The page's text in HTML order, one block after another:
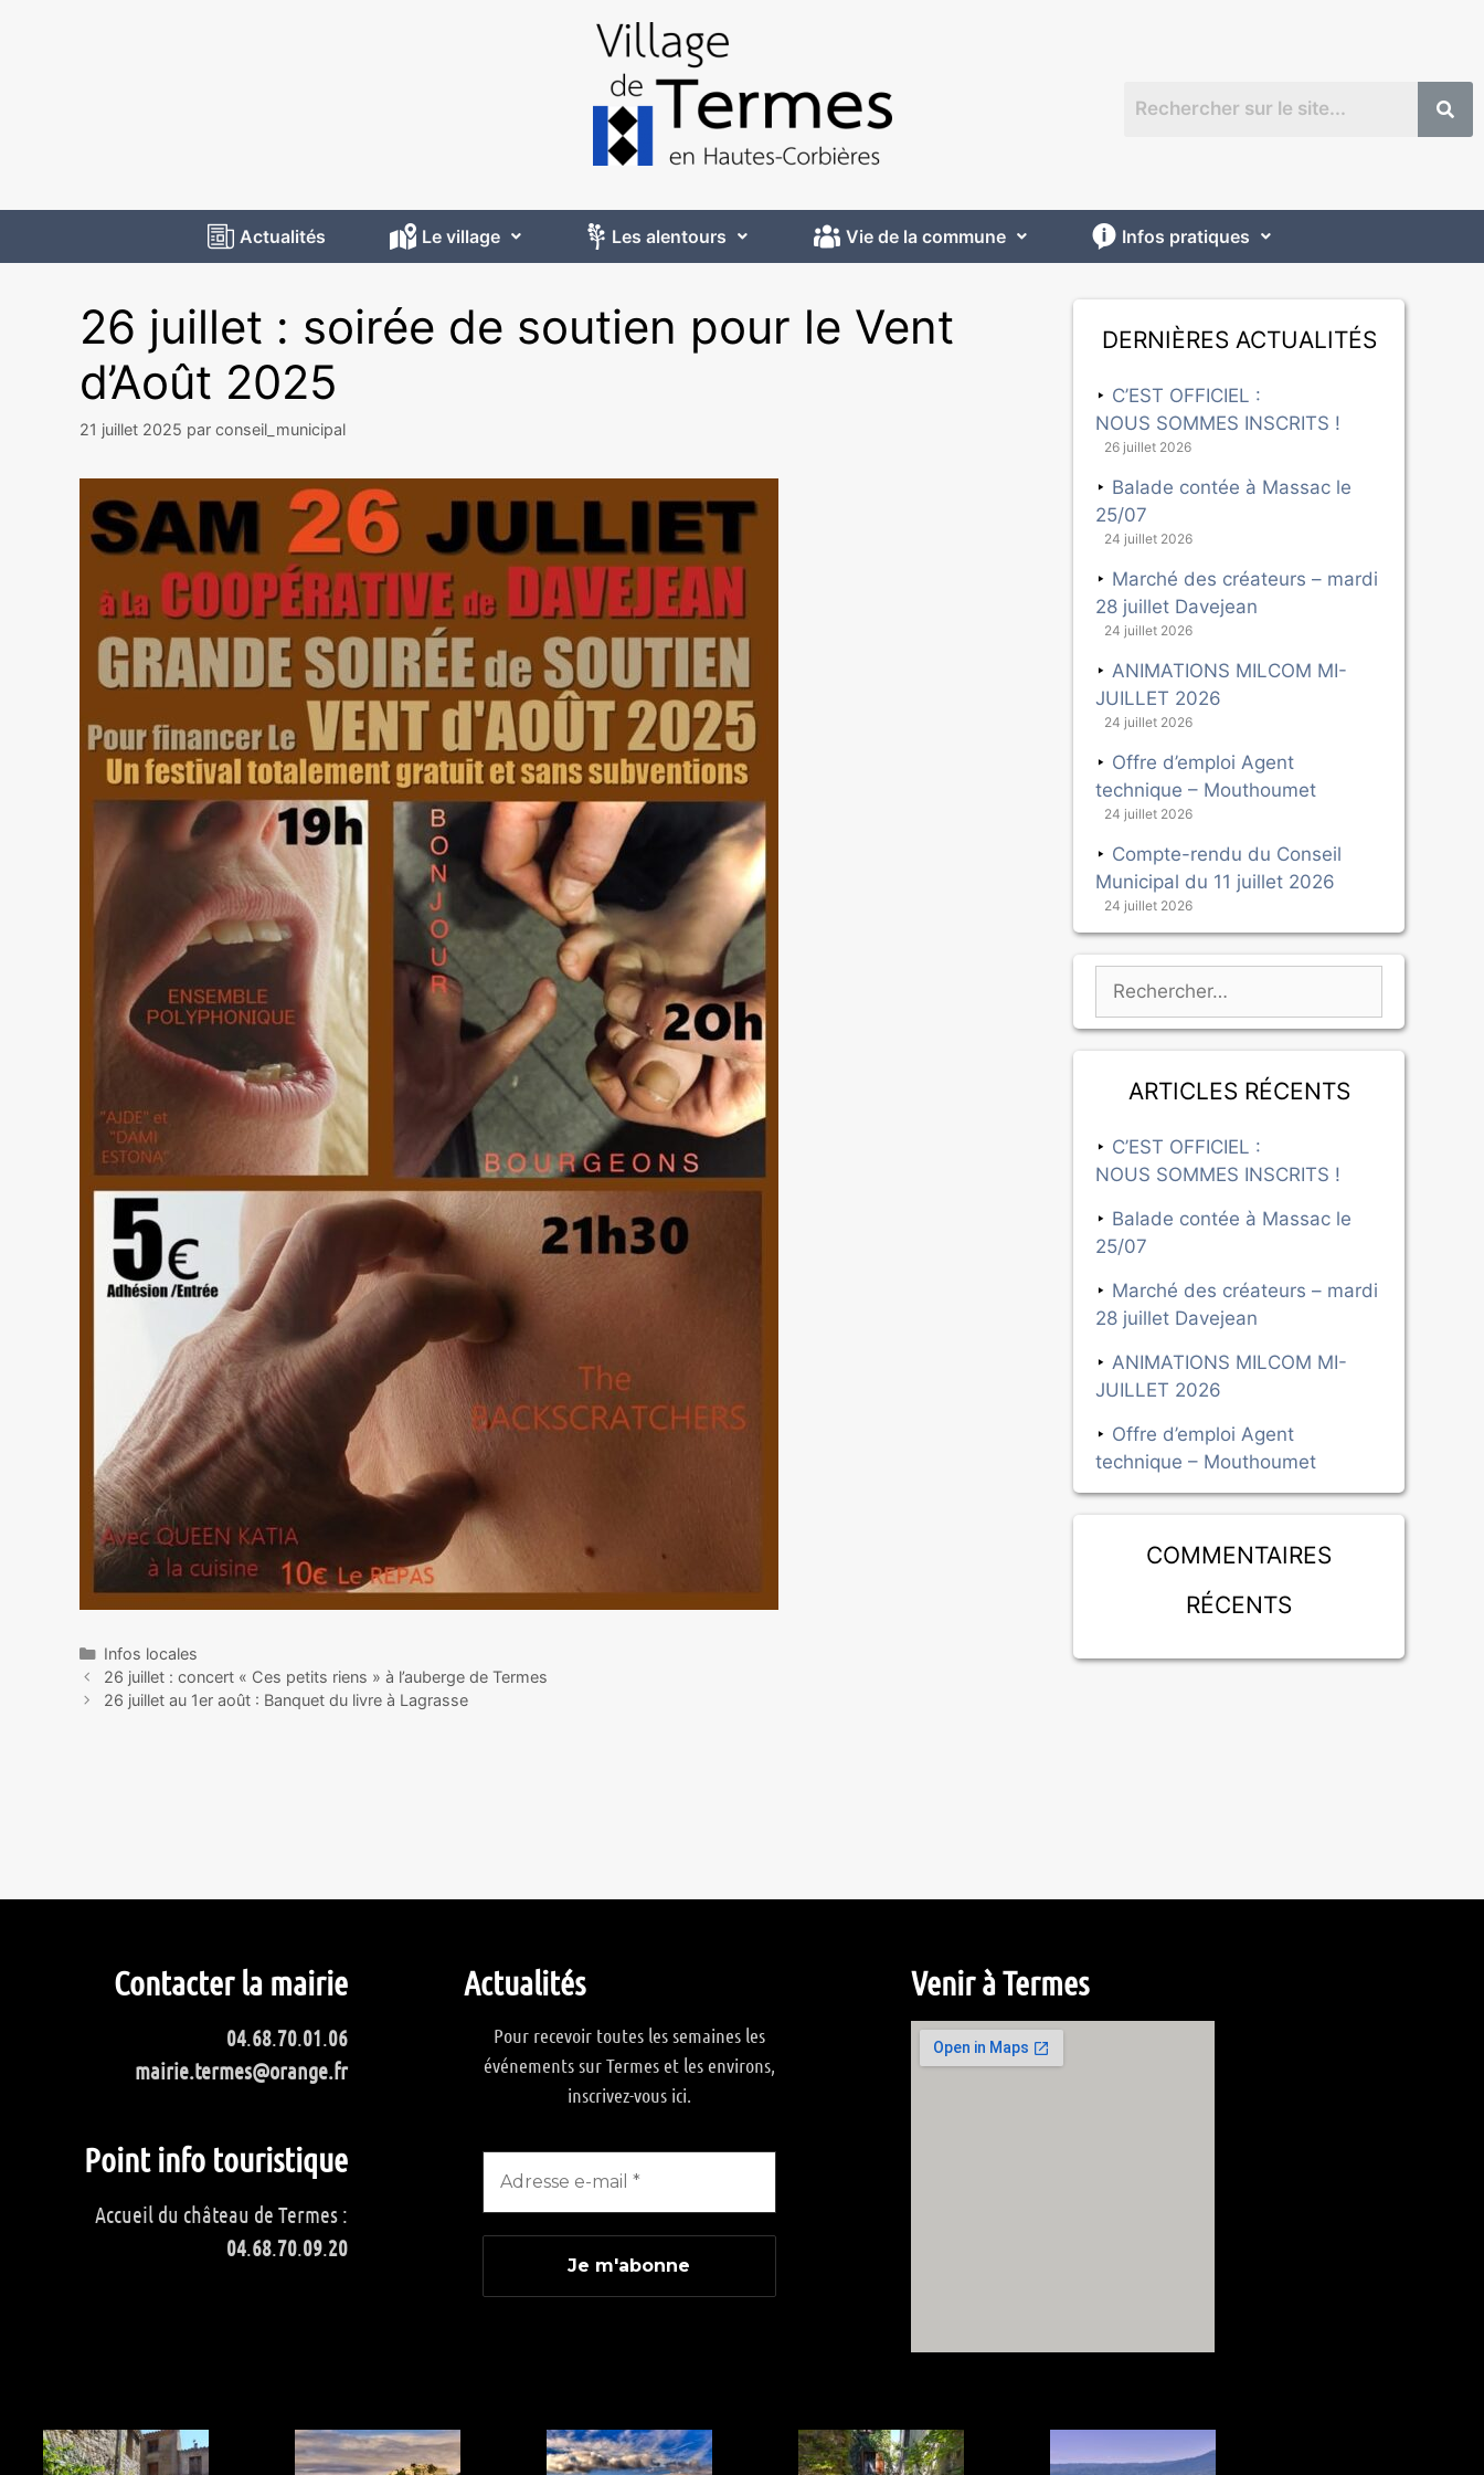
Actualités Le village Les alentours Vie de la commune Infos pratiques
26 juillet : soirée de soutien pour le Vent
d’Août 2025
21 juillet 2025 par conseil_municipal
Infos locales
26 juillet : concert « Ces petits riens » à l’auberge de Termes
26 juillet au 1er août : Banquet du livre à Lagrasse
Dernières actualités
C’EST OFFICIEL :
NOUS SOMMES INSCRITS !
26 juillet 2026
Balade contée à Massac le
25/07
24 juillet 2026
Marché des créateurs – mardi
28 juillet Davejean
24 juillet 2026
ANIMATIONS MILCOM MI-
JUILLET 2026
24 juillet 2026
Offre d’emploi Agent
technique – Mouthoumet
24 juillet 2026
Compte-rendu du Conseil
Municipal du 11 juillet 2026
24 juillet 2026
Articles récents
C’EST OFFICIEL :
NOUS SOMMES INSCRITS !
Balade contée à Massac le
25/07
Marché des créateurs – mardi
28 juillet Davejean
ANIMATIONS MILCOM MI-
JUILLET 2026
Offre d’emploi Agent
technique – Mouthoumet
Commentaires
récents
Contacter la mairie
04.68.70.01.06
mairie.termes@orange.fr
Point info touristique
Accueil du château de Termes :
04.68.70.09.20
Actualités
Pour recevoir toutes les semaines les
événements sur Termes et les environs,
inscrivez-vous ici.
Venir à Termes